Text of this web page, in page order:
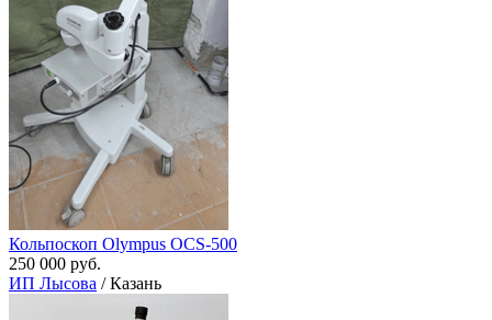
Кольпоскоп Olympus OCS-500
250 000 руб.
ИП Лысова / Казань